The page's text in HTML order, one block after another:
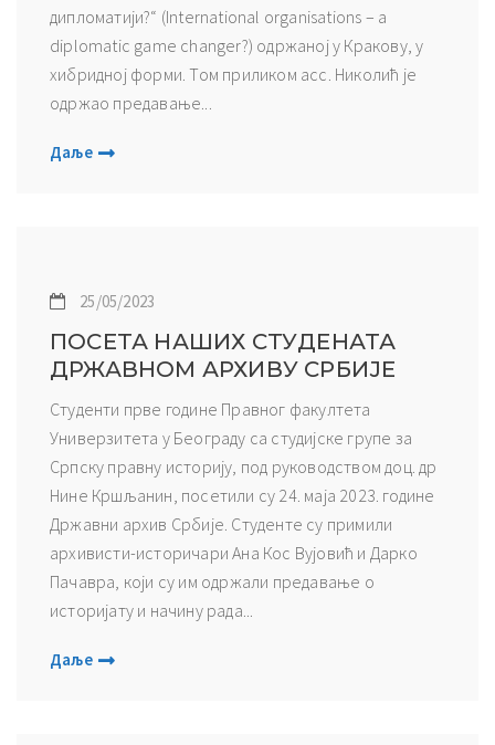
дипломатији?“ (International organisations – a
diplomatic game changer?) одржаној у Кракову, у
хибридној форми. Том приликом асс. Николић је
одржао предавање...
Даље
25/05/2023
ПОСЕТА НАШИХ СТУДЕНАТА
ДРЖАВНОМ АРХИВУ СРБИЈЕ
Студенти прве године Правног факултета
Универзитета у Београду са студијске групе за
Српску правну историју, под руководством доц. др
Нине Кршљанин, посетили су 24. маја 2023. године
Државни архив Србије. Студенте су примили
архивисти-историчари Ана Кос Вујовић и Дарко
Пачавра, који су им одржали предавање о
историјату и начину рада...
Даље